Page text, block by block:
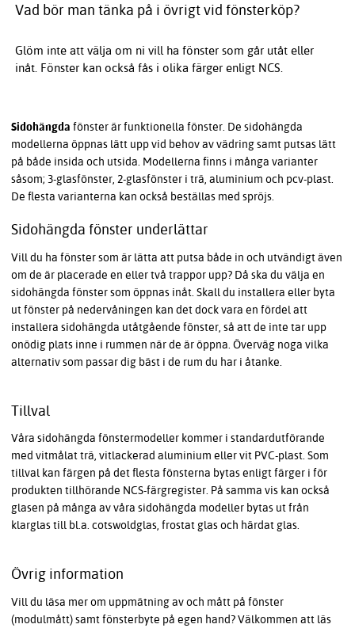
Vad bör man tänka på i övrigt vid fönsterköp?
Glöm inte att välja om ni vill ha fönster som går utåt eller
inåt. Fönster kan också fås i olika färger enligt NCS.
Sidohängda fönster är funktionella fönster. De sidohängda
modellerna öppnas lätt upp vid behov av vädring samt putsas lätt
på både insida och utsida. Modellerna finns i många varianter
såsom; 3-glasfönster, 2-glasfönster i trä, aluminium och pcv-plast.
De flesta varianterna kan också beställas med spröjs.
Sidohängda fönster underlättar
Vill du ha fönster som är lätta att putsa både in och utvändigt även
om de är placerade en eller två trappor upp? Då ska du välja en
sidohängda fönster som öppnas inåt. Skall du installera eller byta
ut fönster på nedervåningen kan det dock vara en fördel att
installera sidohängda utåtgående fönster, så att de inte tar upp
onödig plats inne i rummen när de är öppna. Överväg noga vilka
alternativ som passar dig bäst i de rum du har i åtanke.
Tillval
Våra sidohängda fönstermodeller kommer i standardutförande
med vitmålat trä, vitlackerad aluminium eller vit PVC-plast. Som
tillval kan färgen på det flesta fönsterna bytas enligt färger i för
produkten tillhörande NCS-färgregister. På samma vis kan också
glasen på många av våra sidohängda modeller bytas ut från
klarglas till bl.a. cotswoldglas, frostat glas och härdat glas.
Övrig information
Vill du läsa mer om uppmätning av och mått på fönster
(modulmått) samt fönsterbyte på egen hand? Välkommen att läs